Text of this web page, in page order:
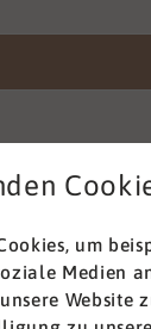
bestätigen
zur
um
Medien
Website